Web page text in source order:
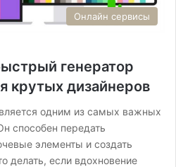
Онлайн сервисы
генератор
крутых дизайнеров
одним из самых важных
способен передать
элементы и создать
делать, если вдохновение